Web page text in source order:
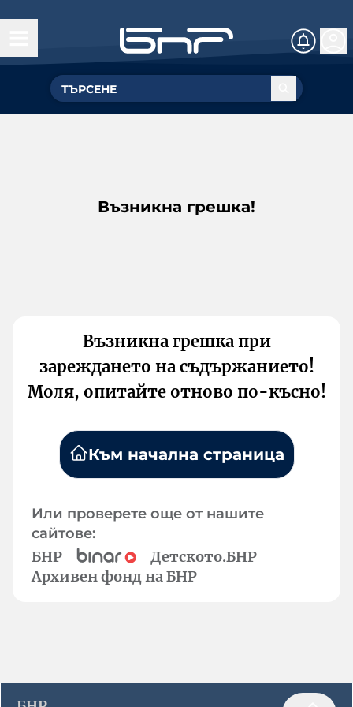
Възникна грешка!
Възникна грешка при
зареждането на съдържанието!
Моля, опитайте отново по-късно!
Към начална страница
Или проверете още от нашите
сайтове:
БНР
Детското.БНР
Архивен фонд на БНР